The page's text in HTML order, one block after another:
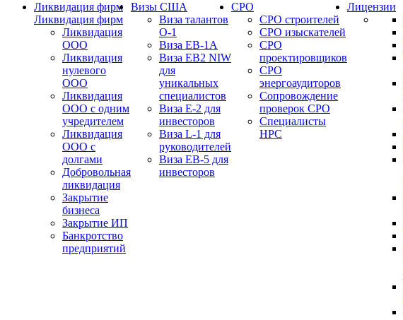
Ликвидация фирм
Ликвидация фирм
Ликвидация
ООО
Ликвидация
нулевого
ООО
Ликвидация
ООО с одним
учредителем
Ликвидация
ООО с
долгами
Добровольная
ликвидация
Закрытие
бизнеса
Закрытие ИП
Банкротство
предприятий
Визы США
Виза талантов
О-1
Виза EB-1A
Виза EB2 NIW
для
уникальных
специалистов
Виза E-2 для
инвесторов
Виза L-1 для
руководителей
Виза EB-5 для
инвесторов
СРО
СРО строителей
СРО изыскателей
СРО
проектировщиков
СРО
энергоаудиторов
Сопровождение
проверок СРО
Специалисты
НРС
Лицензии